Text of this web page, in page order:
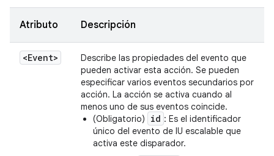
Atributo Descripción
<Event>
Describe las propiedades del evento que
pueden activar esta acción. Se pueden
especificar varios eventos secundarios por
acción. La acción se activa cuando al
menos uno de sus eventos coincide.
(Obligatorio)
id : Es el identificador
único del evento de IU escalable que
activa este disparador.